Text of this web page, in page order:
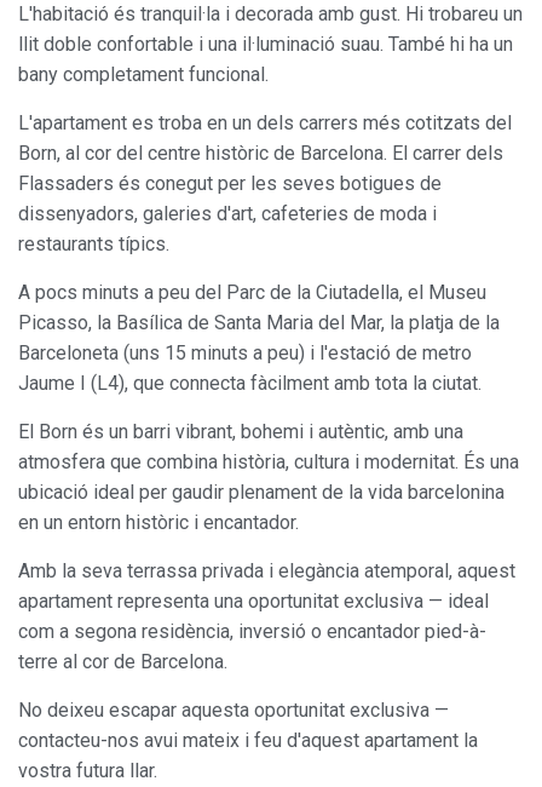
L'habitació és tranquil·la i decorada amb gust. Hi trobareu un
llit doble confortable i una il·luminació suau. També hi ha un
bany completament funcional.
L'apartament es troba en un dels carrers més cotitzats del
Born, al cor del centre històric de Barcelona. El carrer dels
Flassaders és conegut per les seves botigues de
dissenyadors, galeries d'art, cafeteries de moda i
restaurants típics.
A pocs minuts a peu del Parc de la Ciutadella, el Museu
Picasso, la Basílica de Santa Maria del Mar, la platja de la
Barceloneta (uns 15 minuts a peu) i l'estació de metro
Jaume I (L4), que connecta fàcilment amb tota la ciutat.
El Born és un barri vibrant, bohemi i autèntic, amb una
atmosfera que combina història, cultura i modernitat. És una
ubicació ideal per gaudir plenament de la vida barcelonina
en un entorn històric i encantador.
Amb la seva terrassa privada i elegància atemporal, aquest
apartament representa una oportunitat exclusiva — ideal
com a segona residència, inversió o encantador pied-à-
terre al cor de Barcelona.
No deixeu escapar aquesta oportunitat exclusiva —
contacteu-nos avui mateix i feu d'aquest apartament la
vostra futura llar.
Modificar cookies
Tècniques i funcionals
Sempre activades
Aquest lloc web utilitza cookies pròpies per recopilar
informació amb la finalitat de millorar els nostres serveis.
de les mateixes. L'usuari té la possibilitat de configurar el
navegador podent, si així ho desitja, impedir que siguin
instal·lades al disc dur, encara que haurà de tenir en
compte que aquesta acció podrà ocasionar dificultats de
Analítiques i personalització
Permeten fer el seguiment i l'anàlisi del comportament
dels usuaris d'aquest lloc web. La informació recollida